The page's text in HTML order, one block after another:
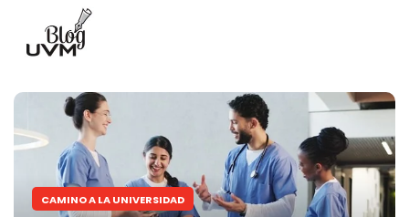
CAMINO A LA UNIVERSIDAD